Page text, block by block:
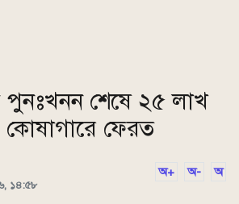
পুনঃখনন শেষে ২৫ লাখ
কোষাগারে ফেরত
১৪:৫৮
অ+ অ- অ